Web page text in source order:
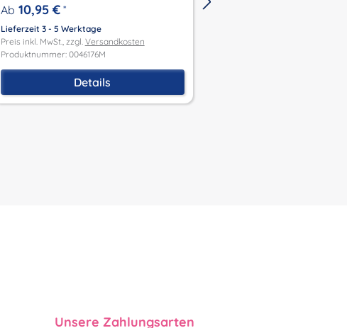
Ab 10,95 €*
Lieferzeit 3 - 5 Werktage
Preis inkl. MwSt., zzgl. Versandkosten
Produktnummer: 0046176M
Details
Unsere Zahlungsarten